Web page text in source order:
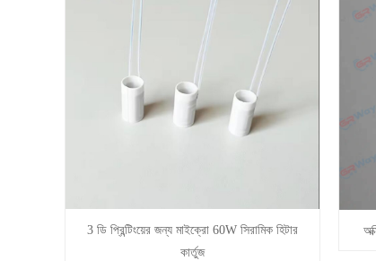
3 ডি প্রিন্টিংয়ের জন্য মাইক্রো 60W সিরামিক হিটার
কার্তুজ